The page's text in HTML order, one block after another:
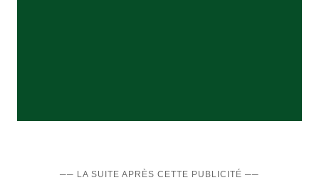
── LA SUITE APRÈS CETTE PUBLICITÉ ──